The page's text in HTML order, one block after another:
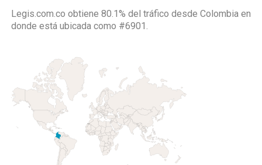
Legis.com.co obtiene 80.1% del tráfico desde Colombia en
donde está ubicada como #6901.